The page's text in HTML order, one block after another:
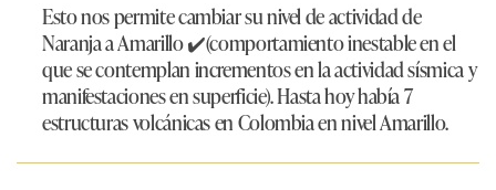
Esto nos permite cambiar su nivel de actividad de
Naranja a Amarillo ✔️(comportamiento inestable en el
que se contemplan incrementos en la actividad sísmica y
manifestaciones en superficie). Hasta hoy había 7
estructuras volcánicas en Colombia en nivel Amarillo.